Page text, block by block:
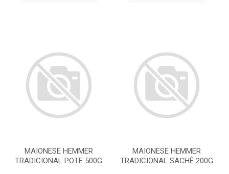
MAIONESE HEMMER
TRADICIONAL POTE 500G
MAIONESE HEMMER
TRADICIONAL SACHÊ 200G